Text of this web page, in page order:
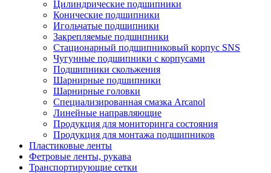
Цилиндрические подшипники
Конические подшипники
Игольчатые подшипники
Закрепляемые подшипники
Стационарный подшипниковый корпус SNS
Чугунные подшипники с корпусами
Подшипники скольжения
Шарнирные подшипники
Шарнирные головки
Специализированная смазка Arcanol
Линейные направляющие
Продукция для мониторинга состояния
Продукция для монтажа подшипников
Пластиковые ленты
Фетровые ленты, рукава
Транспортирующие сетки